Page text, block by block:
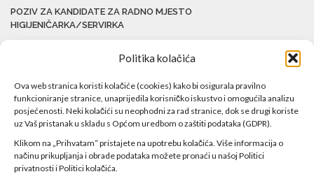
Politika kolačića
Ova web stranica koristi kolačiće (cookies) kako bi osigurala pravilno
funkcioniranje stranice, unaprijedila korisničko iskustvo i omogućila analizu
posjećenosti. Neki kolačići su neophodni za rad stranice, dok se drugi koriste
uz Vaš pristanak u skladu s Općom uredbom o zaštiti podataka (GDPR).
Klikom na „Prihvatam“ pristajete na upotrebu kolačića. Više informacija o
načinu prikupljanja i obrade podataka možete pronaći u našoj Politici
privatnosti i Politici kolačića.
POZIV ZA KANDIDATE ZA RADNO MJESTO
HIGIJENIČARKA/SERVIRKA